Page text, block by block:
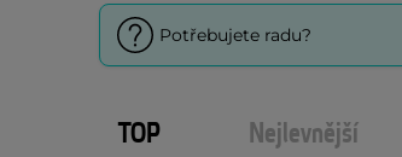
Potřebujete radu?
TOP Nejlevnější